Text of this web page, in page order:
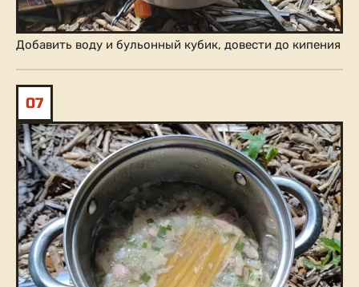
Добавить воду и бульонный кубик, довести до кипения
07